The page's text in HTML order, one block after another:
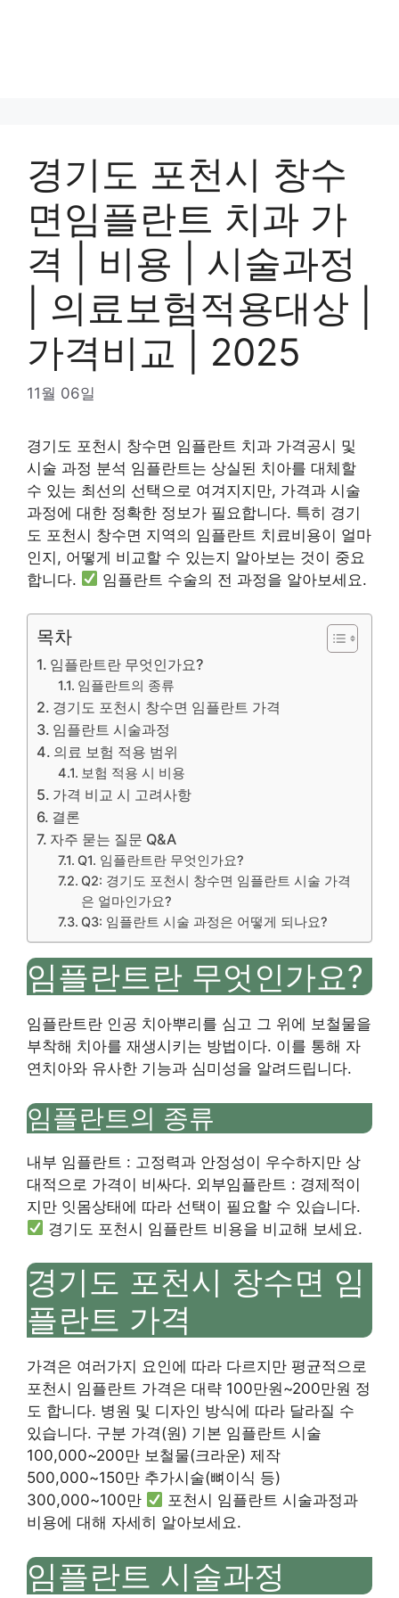
경기도 포천시 창수
면임플란트 치과 가
격 | 비용 | 시술과정
| 의료보험적용대상 |
가격비교 | 2025
11월 06일
경기도 포천시 창수면 임플란트 치과 가격공시 및
시술 과정 분석 임플란트는 상실된 치아를 대체할
수 있는 최선의 선택으로 여겨지지만, 가격과 시술
과정에 대한 정확한 정보가 필요합니다. 특히 경기
도 포천시 창수면 지역의 임플란트 치료비용이 얼마
인지, 어떻게 비교할 수 있는지 알아보는 것이 중요
합니다.
임플란트 수술의 전 과정을 알아보세요.
목차
임플란트란 무엇인가요?
임플란트의 종류
경기도 포천시 창수면 임플란트 가격
임플란트 시술과정
의료 보험 적용 범위
보험 적용 시 비용
가격 비교 시 고려사항
결론
자주 묻는 질문 Q&A
Q1. 임플란트란 무엇인가요?
Q2: 경기도 포천시 창수면 임플란트 시술 가격
은 얼마인가요?
Q3: 임플란트 시술 과정은 어떻게 되나요?
임플란트란 무엇인가요?
임플란트란 인공 치아뿌리를 심고 그 위에 보철물을
부착해 치아를 재생시키는 방법이다. 이를 통해 자
연치아와 유사한 기능과 심미성을 알려드립니다.
임플란트의 종류
내부 임플란트 : 고정력과 안정성이 우수하지만 상
대적으로 가격이 비싸다. 외부임플란트 : 경제적이
지만 잇몸상태에 따라 선택이 필요할 수 있습니다.
경기도 포천시 임플란트 비용을 비교해 보세요.
경기도 포천시 창수면 임
플란트 가격
가격은 여러가지 요인에 따라 다르지만 평균적으로
포천시 임플란트 가격은 대략 100만원~200만원 정
도 합니다. 병원 및 디자인 방식에 따라 달라질 수
있습니다. 구분 가격(원) 기본 임플란트 시술
100,000~200만 보철물(크라운) 제작
500,000~150만 추가시술(뼈이식 등)
300,000~100만
포천시 임플란트 시술과정과
비용에 대해 자세히 알아보세요.
임플란트 시술과정